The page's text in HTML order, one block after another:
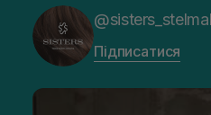
Підписатися